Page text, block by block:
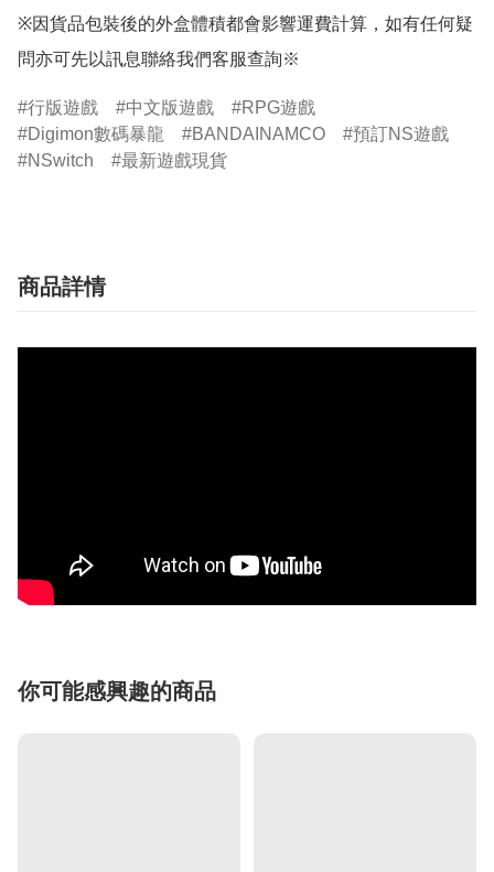
※因貨品包裝後的外盒體積都會影響運費計算，如有任何疑
問亦可先以訊息聯絡我們客服查詢※
行版遊戲 中文版遊戲
RPG遊戲
Digimon數碼暴龍
BANDAINAMCO
預訂NS遊戲
NSwitch
最新遊戲現貨
商品詳情
你可能感興趣的商品